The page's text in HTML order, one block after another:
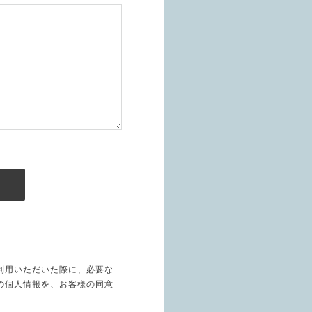
いただいた際に、必要な
個人情報を、お客様の同意